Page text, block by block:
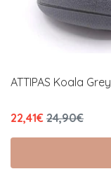
ATTIPAS Koala Grey
22,41€ 24,90€